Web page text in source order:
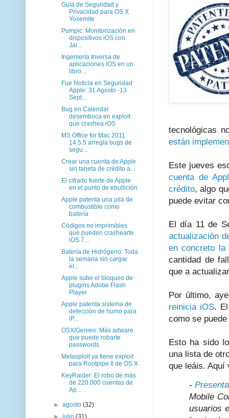
tecnológicas
están
Este jueves
cuenta de
crédito, algo
puede evitar
El día 11 de
actualización
en concreto la
cantidad de
que a
Por último,
reinicia iOS. El
como se
Esto ha sido
una lista de
que leáis. Aquí
-
Mobile
usuarios
Guía de Seguridad y
Privacidad para OS X
Yosemite
Pumpic: Monitorización en
dispositivos iOS con
Jai...
Ingeniería Inversa de
aplicaciones iOS en un
libro...
Fue Noticia en Seguridad
Apple: 31 Agosto -13
Sept...
Bug en Calendar
desemboca en exploit
que crashea iOS
MS Office for Mac 2011
14.5.5 arregla bugs de
segu...
Crear una cuenta de Apple
sin tarjeta de crédito a...
El cifrado fuerte de Apple
en el punto de ebullición
Apple patenta una pila de
combustible como
batería
Códigos no imprimibles
que pueden crashearte
iOS 7...
Batería de Hidrógeno: Toda
la semana sin cargar
el...
Apple sube el bloqueo de
plugins Adobe Flash
Player
Apple patenta sistema de
detección de humo para
iP...
OSX/Genieo: Más adware
que puede robarte
passwords
Metasploit ya tiene exploit
para Rootpipe II de OS X
KeyRaider: El robo de más
de 220.000 cuentas de
Ap...
►agosto(32)
►julio(31)